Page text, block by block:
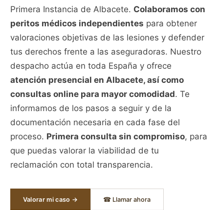
Primera Instancia de Albacete. Colaboramos con
peritos médicos independientes para obtener
valoraciones objetivas de las lesiones y defender
tus derechos frente a las aseguradoras. Nuestro
despacho actúa en toda España y ofrece
atención presencial en Albacete, así como
consultas online para mayor comodidad. Te
informamos de los pasos a seguir y de la
documentación necesaria en cada fase del
proceso. Primera consulta sin compromiso, para
que puedas valorar la viabilidad de tu
reclamación con total transparencia.
Valorar mi caso → ☎ Llamar ahora